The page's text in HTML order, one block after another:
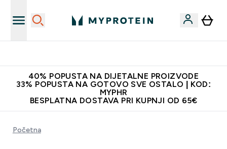
40% POPUSTA NA DIJETALNE PROIZVODE
33% POPUSTA NA GOTOVO SVE OSTALO | KOD:
MYPHR
BESPLATNA DOSTAVA PRI KUPNJI OD 65€
Početna